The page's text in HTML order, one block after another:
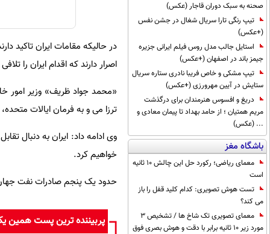
صحنه به سبک دوران قاجار (عکس)
تیپ رنگی تارا سریال شغال در جشن نفس
(+عکس)
استایل جالب مدل روس فیلم ایرانی جزیره
جیمز باند در اصفهان (+عکس)
تیپ مشکی و خاص فریبا نادری ستاره سریال
ستایش در آیین مهرورزی (+عکس)
دریغ و افسوس هنرمندان برای درگذشت
مریم همتیان ؛ از حامد بهداد تا پیمان معادی و
... (عکس)
باشگاه مغز
معمای ریاضی؛ رکورد حل این چالش 10 ثانیه
است
تست هوش تصویری: کدام کلید قفل را باز
می کند؟
معمای تصویری تک شاخ ها / تشخیص 3
مورد زیر 10 ثانیه برابر با دقت و هوش بصری فوق
در حالیکه مقامات ایران تاکید
اصرار دارند که اقدام ایران را
«محمد جواد ظریف» وزیر امور
ترزا می و به فرمان ایالات
خواهیم کرد.
حدود یک پنجم صادرات نفت جهان در سال 2018 از تنگه آبراه تنگه هرمز می گذرد که
پربیننده ترین پست همین